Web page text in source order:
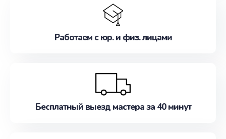
Работаем с юр. и физ. лицами
Бесплатный выезд мастера за 40 минут